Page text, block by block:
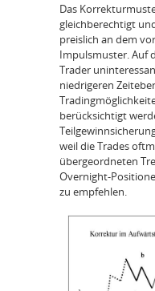
Das
gleichberechtigt
preislich an dem
Impulsmuster. Auf
Trader
niedrigeren
berücksichtigt
weil die Trades
übergeordneten
Overnight-
zu empfehlen.